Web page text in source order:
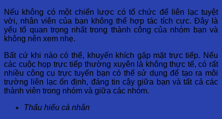
Nếu không có một chiến lược có tổ chức để liên lạc tuyệt
vời, nhân viên của bạn không thể hợp tác tích cực. Đây là
yếu tố quan trọng nhất trong thành công của nhóm bạn và
không nên xem nhẹ.
Bất cứ khi nào có thể, khuyến khích gặp mặt trực tiếp. Nếu
các cuộc họp trực tiếp thường xuyên là không thực tế, có rất
nhiều công cụ trực tuyến bạn có thể sử dụng để tạo ra môi
trường liên lạc ổn định, đáng tin cậy giữa bạn và tất cả các
thành viên trong nhóm và giữa các nhóm.
Thấu hiểu cá nhân